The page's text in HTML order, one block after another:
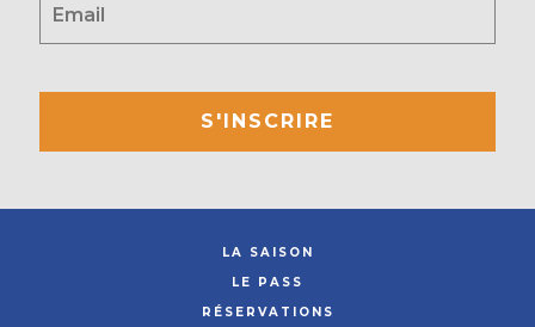
S'INSCRIRE
LA SAISON
LE PASS
RÉSERVATIONS